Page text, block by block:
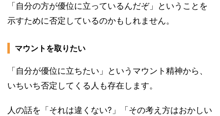
「自分の方が優位に立っているんだぞ」ということを
示すために否定しているのかもしれません。
マウントを取りたい
「自分が優位に立ちたい」というマウント精神から、
いちいち否定してくる人も存在します。
人の話を「それは違くない?」「その考え方はおかしい